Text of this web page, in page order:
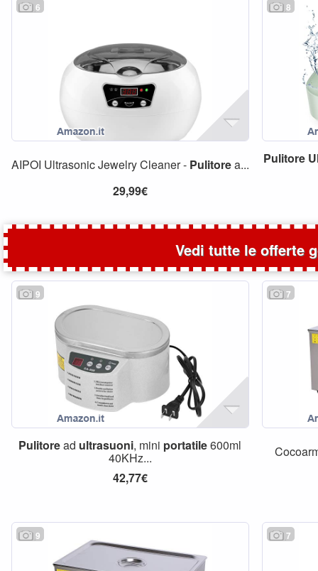
6
AIPOI Ultrasonic Jewelry Cleaner - Pulitorea...
29,99€
8
Pulitore
Vedi tutte le offerte
9
Pulitoread ultrasuoni, mini portatile600ml
40KHz...
42,77€
7
9 7